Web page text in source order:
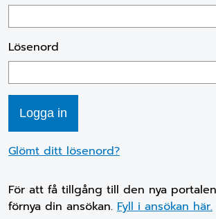
Lösenord
Glömt ditt lösenord?
För att få tillgång till den nya
förnya din ansökan. Fyll i ansökan här.